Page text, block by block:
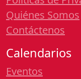
Quiénes Somos
Contáctenos
Calendarios
Eventos